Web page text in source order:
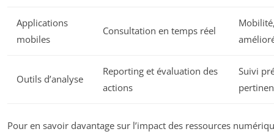
Applications
mobiles
Consultation en temps réel
Outils d’analyse
Reporting et évaluation des
actions
Suivi
Pour en savoir davantage sur l’impact des ressources